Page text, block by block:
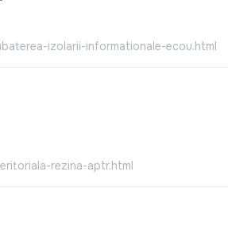
izolarii-informationale-ecou.html
rezina-aptr.html